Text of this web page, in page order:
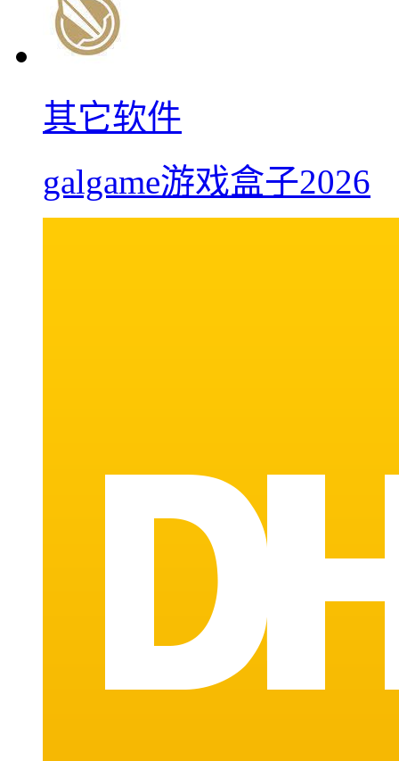
其它软件
galgame游戏盒子2026